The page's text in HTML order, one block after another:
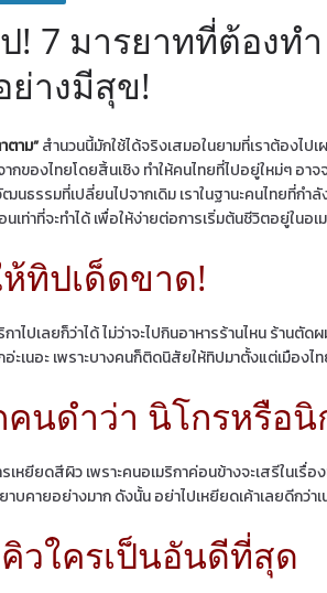
! 7 มารยาทที่ต้องท
ย่างมีสุข!
ตาม”สำนวนนี้มักใช้ได้จริงเสมอในยามที่เราต้องไ
กของไทยโดยสิ้นเชิง ทำให้คนไทยที่ไปอยู่ใหม่ๆ อา
นธรรมที่เปลี่ยนไปจากเดิม เราในฐานะคนไทยที่กำ
นเท่าที่จะทำได้ เพื่อให้ง่ายต่อการเริ่มต้นชีวิตอยู่ในอ
ทิปเด็ดขาด!
าไปเลยก็ว่าได้ ไม่ว่าจะไปกินอาหารร้านไหน ร้าน
อ่ะเนอะ เพราะบางคนก็ติดนิสัยให้ทิปมาตั้งแต่เมืองไ
คนดำว่า นิโกรหรือนิ
เหยียดสีผิว เพราะคนอเมริกาค่อนข้างจะเสรีในเ
บคายอย่างมาก ดังนั้น อย่าไปเหยียดเค้าเลยดีกว่าเ
วใครเป็นอันดีที่สุด